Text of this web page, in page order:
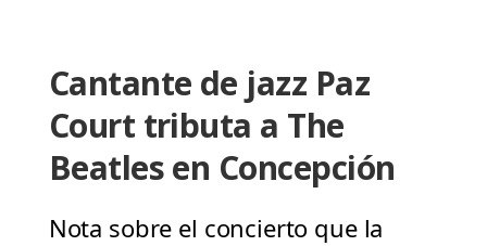
Cantante de jazz Paz
Court tributa a The
Beatles en Concepción
Nota sobre el concierto que la